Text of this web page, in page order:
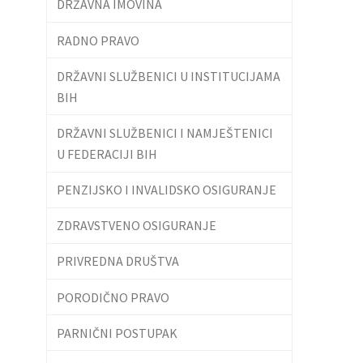
DRŽAVNA IMOVINA
RADNO PRAVO
DRŽAVNI SLUŽBENICI U INSTITUCIJAMA
BIH
DRŽAVNI SLUŽBENICI I NAMJEŠTENICI
U FEDERACIJI BIH
PENZIJSKO I INVALIDSKO OSIGURANJE
ZDRAVSTVENO OSIGURANJE
PRIVREDNA DRUŠTVA
PORODIČNO PRAVO
PARNIČNI POSTUPAK